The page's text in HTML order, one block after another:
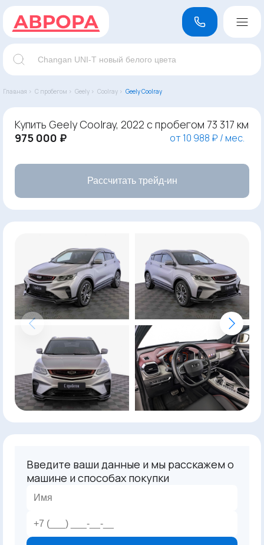
Главная › С пробегом › Geely › Coolray › Geely Coolray
Купить Geely Coolray, 2022 с пробегом 73 317 км
975 000 ₽
от 10 988 ₽ / мес.
Рассчитать трейд-ин
Введите ваши данные и мы расскажем о
машине и способах покупки